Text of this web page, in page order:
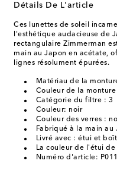
Détails De L'article
Ces lunettes de soleil
l'esthétique audacieuse de
rectangulaire Zimmerman
main au Japon en acétate,
lignes résolument épurées.
Matériau de la
Couleur de la
Catégorie du filtre : 3
Couleur: noir
Couleur des verres :
Fabriqué à la main au
Livré avec : étui et
La couleur de l'étui
Numéro d'article: